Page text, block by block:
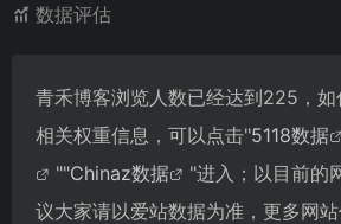
数据评估
青禾博客浏览人数已经达到225，
相关权重信息，可以点击"5118数据
""Chinaz数据
"进入；以目前的
议大家请以爱站数据为准，更多网站